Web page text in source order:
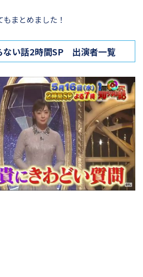
もまとめました！
ない話2時間SP 出演者一覧